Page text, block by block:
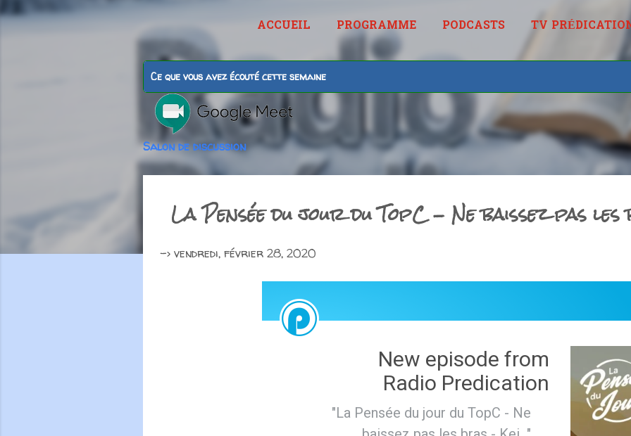
ACCUEIL PROGRAMME PODCASTS TV
RADIOPREDICATION.FR
Ce que vous avez écouté cette semaine
Salon de discussion
La Pensée du jour du TopC - Ne baissez pas
-> vendredi, février 28, 2020
New episode from
Radio Predication
"La Pensée du jour du TopC - Ne